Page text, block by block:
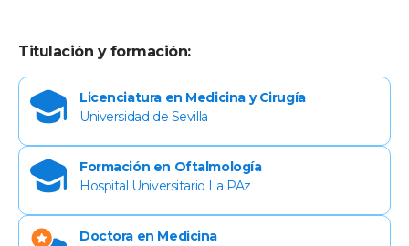
Titulación y formación:
Licenciatura en Medicina y Cirugía
Universidad de Sevilla
Formación en Oftalmología
Hospital Universitario La PAz
Doctora en Medicina